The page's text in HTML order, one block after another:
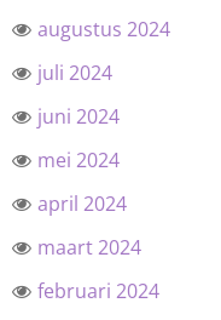
augustus 2024
juli 2024
juni 2024
mei 2024
april 2024
maart 2024
februari 2024